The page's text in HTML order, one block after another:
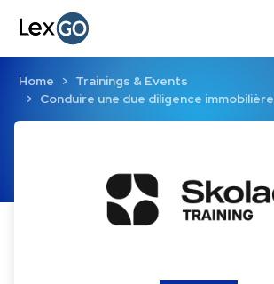
Home
Trainings & Events
Conduire une due diligence immobilière